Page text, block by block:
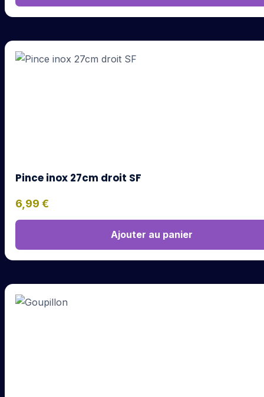
Pince inox 27cm droit SF
6,99 €
Ajouter au panier